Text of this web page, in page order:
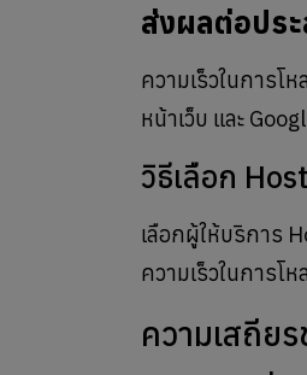
ส่งผลต่อปร
ความเร็วในการโ
หน้าเว็บ และ
วิธีเลือก
เลือกผู้ให้บริการ
ความเร็วในการโ
ความเสถียร